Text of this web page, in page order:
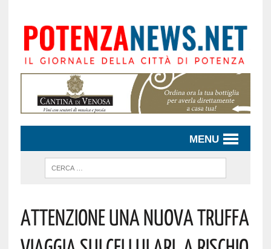
MENU
Attenzione Una Nuova Truffa